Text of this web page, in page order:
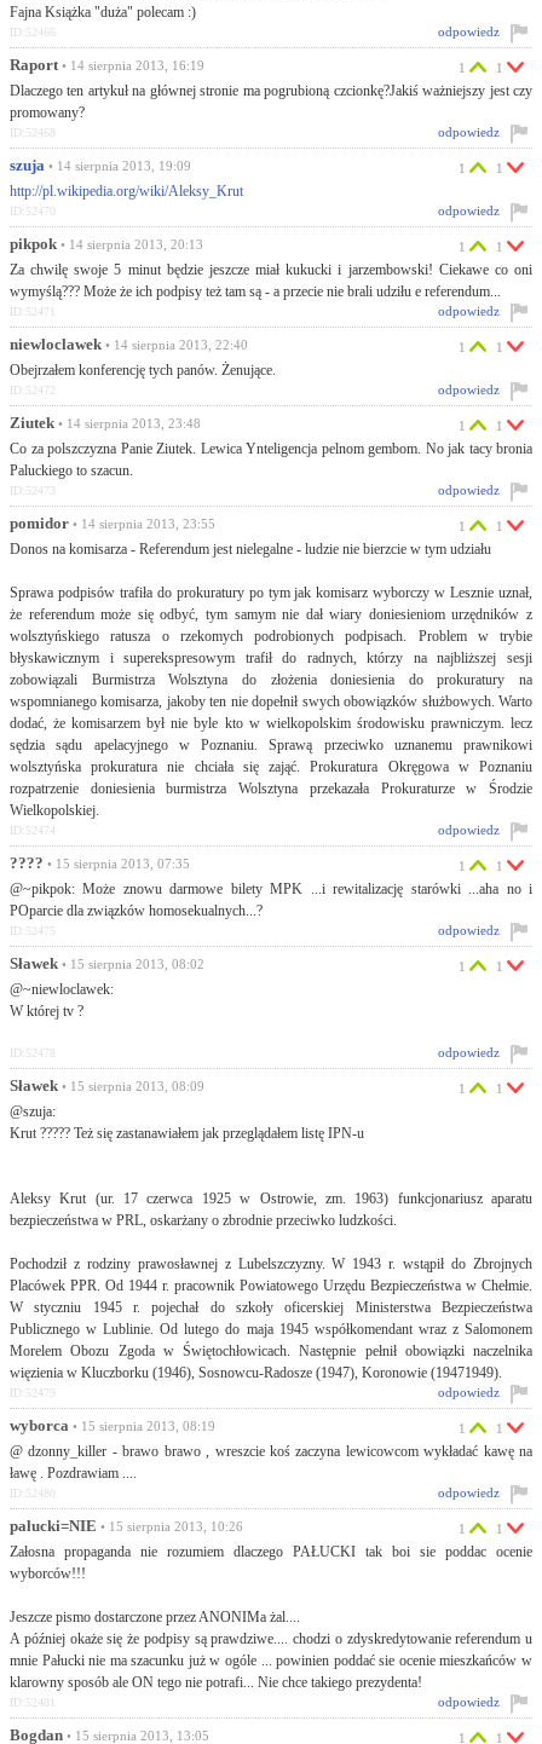
Fajna Książka "duża" polecam :)
odpowiedz
ID:52466
Raport • 14 sierpnia 2013, 16:19
Dlaczego ten artykuł na głównej stronie ma pogrubioną czcionkę?Jakiś ważniejszy jest czy
promowany?
1 1
odpowiedz
ID:52468
szuja • 14 sierpnia 2013, 19:09
http://pl.wikipedia.org/wiki/Aleksy_Krut
1 1
odpowiedz
ID:52470
pikpok • 14 sierpnia 2013, 20:13
Za chwilę swoje 5 minut będzie jeszcze miał kukucki i jarzembowski! Ciekawe co oni
wymyślą??? Może że ich podpisy też tam są - a przecie nie brali udziłu e referendum...
1 1
odpowiedz
ID:52471
niewloclawek • 14 sierpnia 2013, 22:40
Obejrzałem konferencję tych panów. Żenujące.
1 1
odpowiedz
ID:52472
Ziutek • 14 sierpnia 2013, 23:48
Co za polszczyzna Panie Ziutek. Lewica Ynteligencja pelnom gembom. No jak tacy bronia
Paluckiego to szacun.
1 1
odpowiedz
ID:52473
pomidor • 14 sierpnia 2013, 23:55
Donos na komisarza - Referendum jest nielegalne - ludzie nie bierzcie w tym udziału
Sprawa podpisów trafiła do prokuratury po tym jak komisarz wyborczy w Lesznie uznał,
że referendum może się odbyć, tym samym nie dał wiary doniesieniom urzędników z
wolsztyńskiego ratusza o rzekomych podrobionych podpisach. Problem w trybie
błyskawicznym i superekspresowym trafił do radnych, którzy na najbliższej sesji
zobowiązali Burmistrza Wolsztyna do złożenia doniesienia do prokuratury na
wspomnianego komisarza, jakoby ten nie dopełnił swych obowiązków służbowych. Warto
dodać, że komisarzem był nie byle kto w wielkopolskim środowisku prawniczym. lecz
sędzia sądu apelacyjnego w Poznaniu. Sprawą przeciwko uznanemu prawnikowi
wolsztyńska prokuratura nie chciała się zająć. Prokuratura Okręgowa w Poznaniu
rozpatrzenie doniesienia burmistrza Wolsztyna przekazała Prokuraturze w Środzie
Wielkopolskiej.
1 1
odpowiedz
ID:52474
???? • 15 sierpnia 2013, 07:35
@~pikpok: Może znowu darmowe bilety MPK ...i rewitalizację starówki ...aha no i
POparcie dla związków homosekualnych...?
1 1
odpowiedz
ID:52475
Sławek • 15 sierpnia 2013, 08:02
@~niewloclawek:
W której tv ?
1 1
odpowiedz
ID:52478
Sławek • 15 sierpnia 2013, 08:09
@szuja:
Krut ????? Też się zastanawiałem jak przeglądałem listę IPN-u
Aleksy Krut (ur. 17 czerwca 1925 w Ostrowie, zm. 1963) funkcjonariusz aparatu
bezpieczeństwa w PRL, oskarżany o zbrodnie przeciwko ludzkości.
Pochodził z rodziny prawosławnej z Lubelszczyzny. W 1943 r. wstąpił do Zbrojnych
Placówek PPR. Od 1944 r. pracownik Powiatowego Urzędu Bezpieczeństwa w Chełmie.
W styczniu 1945 r. pojechał do szkoły oficerskiej Ministerstwa Bezpieczeństwa
Publicznego w Lublinie. Od lutego do maja 1945 współkomendant wraz z Salomonem
Morelem Obozu Zgoda w Świętochłowicach. Następnie pełnił obowiązki naczelnika
więzienia w Kluczborku (1946), Sosnowcu-Radosze (1947), Koronowie (19471949).
1 1
odpowiedz
ID:52479
wyborca • 15 sierpnia 2013, 08:19
@ dzonny_killer - brawo brawo , wreszcie koś zaczyna lewicowcom wykładać kawę na
ławę . Pozdrawiam ....
1 1
odpowiedz
ID:52480
palucki=NIE • 15 sierpnia 2013, 10:26
Załosna propaganda nie rozumiem dlaczego PAŁUCKI tak boi sie poddac ocenie
wyborców!!!
Jeszcze pismo dostarczone przez ANONIMa żal....
A później okaże się że podpisy są prawdziwe.... chodzi o zdyskredytowanie referendum u
mnie Pałucki nie ma szacunku już w ogóle ... powinien poddać sie ocenie mieszkańców w
klarowny sposób ale ON tego nie potrafi... Nie chce takiego prezydenta!
1 1
odpowiedz
ID:52481
Bogdan • 15 sierpnia 2013, 13:05 1 1